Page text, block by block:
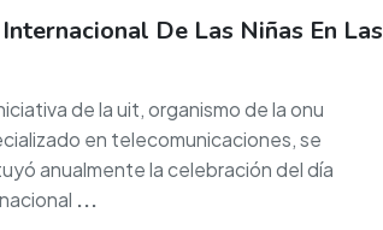
De Las Niñas En Las
de la uit, organismo de la onu
en telecomunicaciones, se
anualmente la celebración del día
...